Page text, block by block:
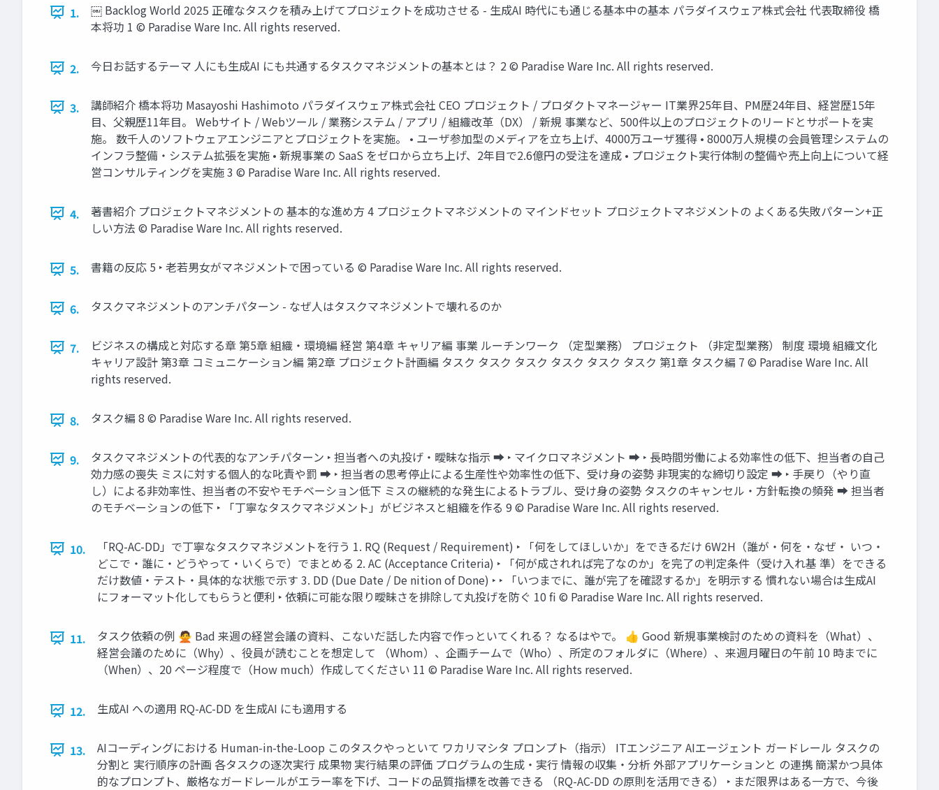
1.
￼ Backlog World 2025 正確なタスクを積み上げてプロジェクトを成功させる - 生成AI 時代にも通じる基本中の基本 パラダイスウェア株式会社 代表取締役 橋
本将功 1 © Paradise Ware Inc. All rights reserved.
2. 今日お話するテーマ 人にも生成AI にも共通するタスクマネジメントの基本とは？ 2 © Paradise Ware Inc. All rights reserved.
3.
講師紹介 橋本将功 Masayoshi Hashimoto パラダイスウェア株式会社 CEO プロジェクト / プロダクトマネージャー IT業界25年目、PM歴24年目、経営歴15年
目、父親歴11年目。 Webサイト / Webツール / 業務システム / アプリ / 組織改革（DX） / 新規 事業など、500件以上のプロジェクトのリードとサポートを実
施。 数千人のソフトウェアエンジニアとプロジェクトを実施。 • ユーザ参加型のメディアを立ち上げ、4000万ユーザ獲得 • 8000万人規模の会員管理システムの
インフラ整備・システム拡張を実施 • 新規事業の SaaS をゼロから立ち上げ、2年目で2.6億円の受注を達成 • プロジェクト実行体制の整備や売上向上について経
営コンサルティングを実施 3 © Paradise Ware Inc. All rights reserved.
4.
著書紹介 プロジェクトマネジメントの 基本的な進め方 4 プロジェクトマネジメントの マインドセット プロジェクトマネジメントの よくある失敗パターン+正
しい方法 © Paradise Ware Inc. All rights reserved.
5. 書籍の反応 5 ‣ 老若男女がマネジメントで困っている © Paradise Ware Inc. All rights reserved.
6. タスクマネジメントのアンチパターン - なぜ人はタスクマネジメントで壊れるのか
7.
ビジネスの構成と対応する章 第5章 組織・環境編 経営 第4章 キャリア編 事業 ルーチンワーク （定型業務） プロジェクト （非定型業務） 制度 環境 組織文化
キャリア設計 第3章 コミュニケーション編 第2章 プロジェクト計画編 タスク タスク タスク タスク タスク タスク 第1章 タスク編 7 © Paradise Ware Inc. All
rights reserved.
8. タスク編 8 © Paradise Ware Inc. All rights reserved.
9.
タスクマネジメントの代表的なアンチパターン ‣ 担当者への丸投げ・曖昧な指示 ➡ ‣ マイクロマネジメント ➡ ‣ 長時間労働による効率性の低下、担当者の自己
効力感の喪失 ミスに対する個人的な叱責や罰 ➡ ‣ 担当者の思考停止による生産性や効率性の低下、受け身の姿勢 非現実的な締切り設定 ➡ ‣ 手戻り（やり直
し）による非効率性、担当者の不安やモチベーション低下 ミスの継続的な発生によるトラブル、受け身の姿勢 タスクのキャンセル・方針転換の頻発 ➡ 担当者
のモチベーションの低下 ‣ 「丁寧なタスクマネジメント」がビジネスと組織を作る 9 © Paradise Ware Inc. All rights reserved.
10.
「RQ-AC-DD」で丁寧なタスクマネジメントを行う 1. RQ (Request / Requirement) ‣ 「何をしてほしいか」をできるだけ 6W2H（誰が・何を・なぜ・ いつ・
どこで・誰に・どうやって・いくらで）でまとめる 2. AC (Acceptance Criteria) ‣ 「何が成されれば完了なのか」を完了の判定条件（受け入れ基 準）をできる
だけ数値・テスト・具体的な状態で示す 3. DD (Due Date / De nition of Done) ‣ ‣ 「いつまでに、誰が完了を確認するか」を明示する 慣れない場合は生成AI
にフォーマット化してもらうと便利 ‣ 依頼に可能な限り曖昧さを排除して丸投げを防ぐ 10 fi © Paradise Ware Inc. All rights reserved.
11.
タスク依頼の例 🙅 Bad 来週の経営会議の資料、こないだ話した内容で作っといてくれる？ なるはやで。 👍 Good 新規事業検討のための資料を（What）、
経営会議のために（Why）、役員が読むことを想定して （Whom）、企画チームで（Who）、所定のフォルダに（Where）、来週月曜日の午前 10 時までに
（When）、20 ページ程度で（How much）作成してください 11 © Paradise Ware Inc. All rights reserved.
12. 生成AI への適用 RQ-AC-DD を生成AI にも適用する
13.
AIコーディングにおける Human-in-the-Loop このタスクやっといて ワカリマシタ プロンプト（指示） ITエンジニア AIエージェント ガードレール タスクの
分割と 実行順序の計画 各タスクの逐次実行 成果物 実行結果の評価 プログラムの生成・実行 情報の収集・分析 外部アプリケーションと の連携 簡潔かつ具体
的なプロンプト、厳格なガードレールがエラー率を下げ、コードの品質指標を改善できる （RQ-AC-DD の原則を活用できる） ‣ まだ限界はある一方で、今後